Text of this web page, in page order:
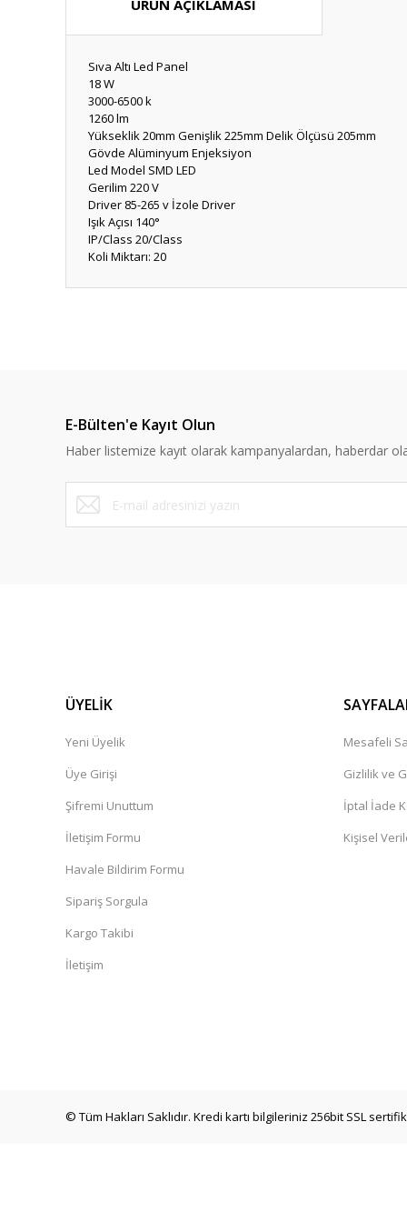
ÜRÜN AÇIKLAMASI
Sıva Altı Led Panel
18 W
3000-6500 k
1260 lm
Yükseklik 20mm Genişlik 225mm Delik Ölçüsü 205mm
Gövde Alüminyum Enjeksiyon
Led Model SMD LED
Gerilim 220 V
Driver 85-265 v İzole Driver
Işık Açısı 140°
IP/Class 20/Class
Koli Miktarı: 20
Ürün bilgilerinde hatalar bulunuyor.
Ürün fiyatı diğer sitelerden daha pahalı.
Bu ürüne benzer farklı alternatifler olmalı.
E-Bülten'e Kayıt Olun
Haber listemize kayıt olarak kampanyalardan, haberdar
ÜYELİK
Yeni Üyelik
Üye Girişi
Şifremi Unuttum
İletişim Formu
Havale Bildirim Formu
Sipariş Sorgula
Kargo Takibi
İletişim
Mesafeli
Gizlilik ve
İptal İade
Kişisel
© Tüm Hakları Saklıdır. Kredi kartı bilgileriniz 256bit SSL